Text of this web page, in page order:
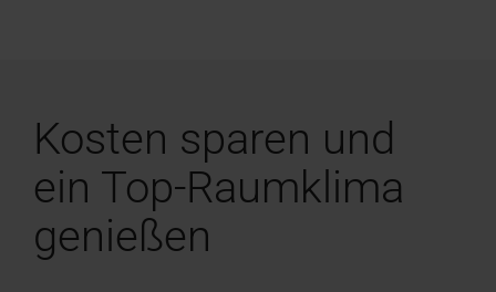
Kosten sparen und
ein Top-Raumklima
genießen